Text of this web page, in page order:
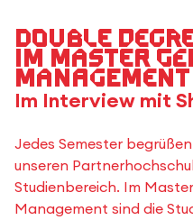
Double
im Master
Management
Im Interview mit
Jedes Semester
unseren
Studienbereich. Im
Management sind die